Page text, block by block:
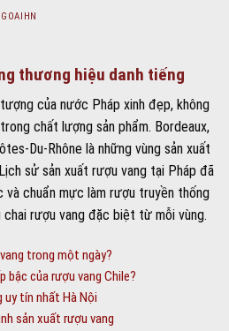
thương hiệu danh tiếng
của nước Pháp xinh đẹp, không
chất lượng sản phẩm. Bordeaux,
Du-Rhône là những vùng sản xuất
sử sản xuất rượu vang tại Pháp đã
chuẩn mực làm rượu truyền thống
rượu vang đặc biệt từ mỗi vùng.
trong một ngày?
bậc của rượu vang Chile?
uy tín nhất Hà Nội
sản xuất rượu vang